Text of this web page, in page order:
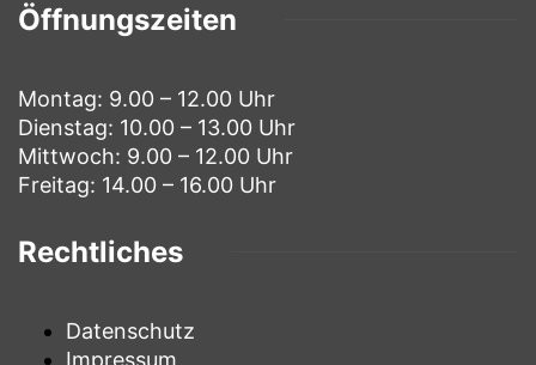
Öffnungszeiten
Montag: 9.00 – 12.00 Uhr
Dienstag: 10.00 – 13.00 Uhr
Mittwoch: 9.00 – 12.00 Uhr
Freitag: 14.00 – 16.00 Uhr
Rechtliches
Datenschutz
Impressum